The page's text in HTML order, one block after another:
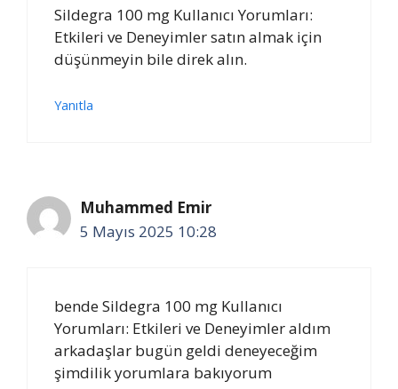
Sildegra 100 mg Kullanıcı Yorumları:
Etkileri ve Deneyimler satın almak için
düşünmeyin bile direk alın.
Yanıtla
Muhammed Emir
5 Mayıs 2025 10:28
bende Sildegra 100 mg Kullanıcı
Yorumları: Etkileri ve Deneyimler aldım
arkadaşlar bugün geldi deneyeceğim
şimdilik yorumlara bakıyorum